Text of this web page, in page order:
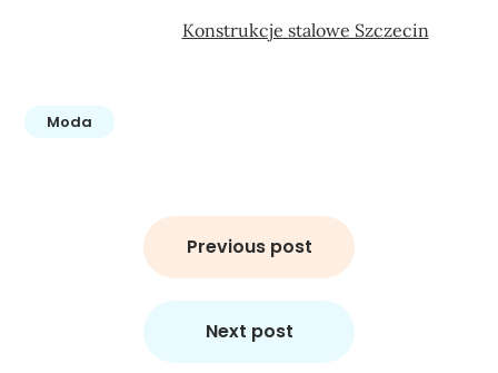
Konstrukcje stalowe Szczecin
Moda
Previous post
Next post